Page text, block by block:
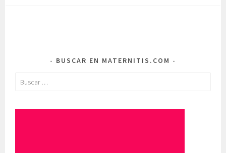
BUSCAR EN MATERNITIS.COM
Buscar: